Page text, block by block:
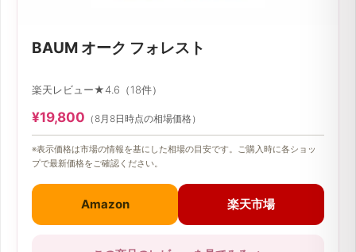
BAUM オーク フォレスト
楽天レビュー★4.6（18件）
¥19,800 （8月8日時点の相場価格）
※表示価格は市場の情報を基にした相場の目安です。ご購入時に各ショッ
プで最新価格をご確認ください。
Amazon 楽天市場